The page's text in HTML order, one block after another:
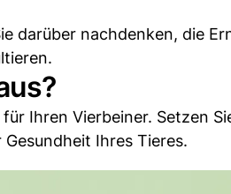
darüber nachdenken, die
Ihren Vierbeiner. Setzen
Ihres Tieres.